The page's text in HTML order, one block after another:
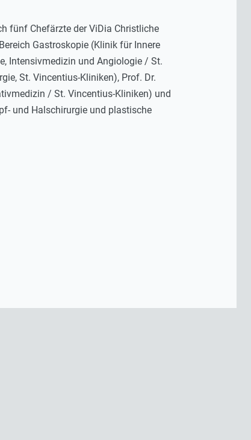
fünf Chefärzte der ViDia Christliche
Gastroskopie (Klinik für Innere
Intensivmedizin und Angiologie / St.
St. Vincentius-Kliniken), Prof. Dr.
/ St. Vincentius-Kliniken) und
und Halschirurgie und plastische